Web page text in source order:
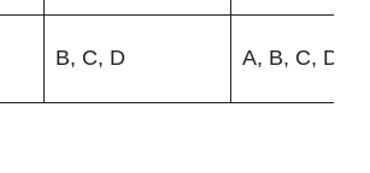
B, C, D A, B, C, D